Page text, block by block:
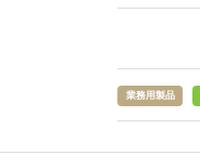
業務用製品